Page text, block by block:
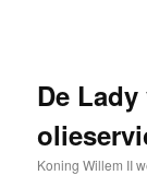
De
Koning Willem II